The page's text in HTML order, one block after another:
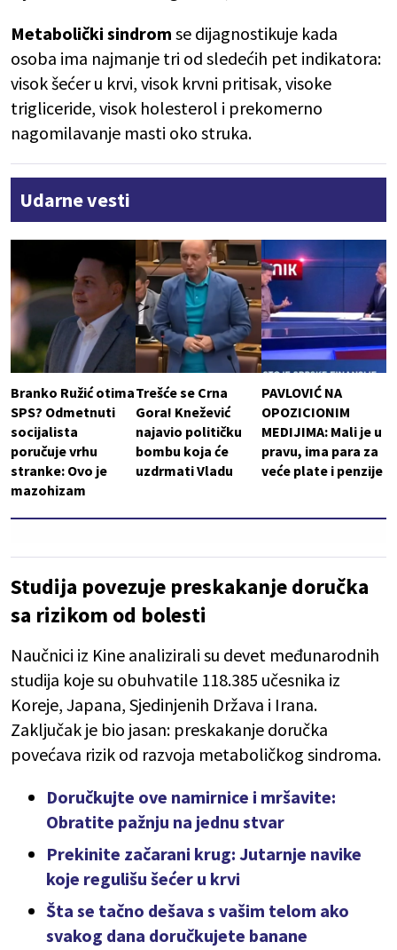
Metabolički sindrom se dijagnostikuje kada
osoba ima najmanje tri od sledećih pet indikatora:
visok šećer u krvi, visok krvni pritisak, visoke
trigliceride, visok holesterol i prekomerno
nagomilavanje masti oko struka.
Udarne vesti
Branko Ružić otima
SPS? Odmetnuti
socijalista
poručuje vrhu
stranke: Ovo je
mazohizam
Trešće se Crna
Gora! Knežević
najavio političku
bombu koja će
uzdrmati Vladu
PAVLOVIĆ NA
OPOZICIONIM
MEDIJIMA: Mali je u
pravu, ima para za
veće plate i penzije
Studija povezuje preskakanje doručka
sa rizikom od bolesti
Naučnici iz Kine analizirali su devet međunarodnih
studija koje su obuhvatile 118.385 učesnika iz
Koreje, Japana, Sjedinjenih Država i Irana.
Zaključak je bio jasan: preskakanje doručka
povećava rizik od razvoja metaboličkog sindroma.
Doručkujte ove namirnice i mršavite:
Obratite pažnju na jednu stvar
Prekinite začarani krug: Jutarnje navike
koje regulišu šećer u krvi
Šta se tačno dešava s vašim telom ako
svakog dana doručkujete banane